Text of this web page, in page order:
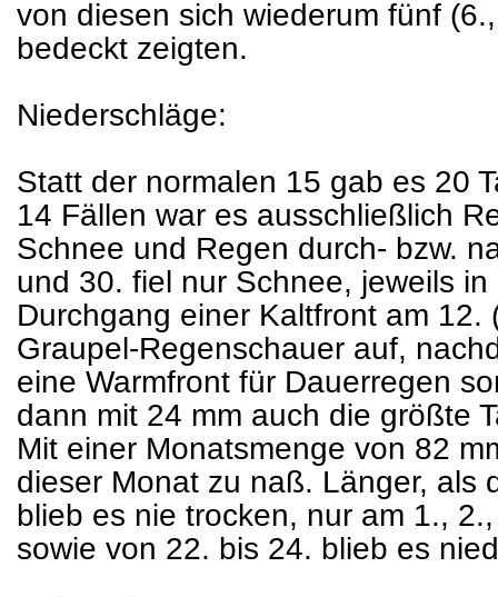
von diesen sich wiederum fünf
bedeckt zeigten.
Niederschläge:
Statt der normalen 15 gab es 20
14 Fällen war es ausschließlich
Schnee und Regen durch- bzw.
und 30. fiel nur Schnee, jeweils
Durchgang einer Kaltfront am 12.
Graupel-Regenschauer auf,
eine Warmfront für Dauerregen
dann mit 24 mm auch die größte
Mit einer Monatsmenge von 82
dieser Monat zu naß. Länger, als
blieb es nie trocken, nur am 1.,
sowie von 22. bis 24. blieb es